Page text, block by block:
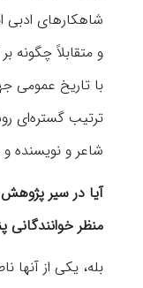
شاهکارهای ادبی
و متقابلاً چگونه
با تاریخ عمومی
ترتیب گستره‌ای
شاعر و نویسنده
آیا در سیر پژوهش
منظر خوانندگانی
بله، یکی از آنها